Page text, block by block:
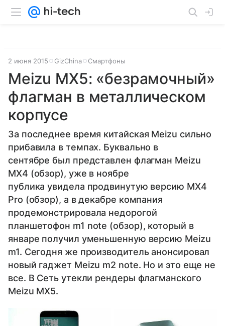
2 июня 2015 GizChina Смартфоны
Meizu MX5: «безрамочный»
флагман в металлическом
корпусе
За последнее время китайская Meizu сильно
прибавила в темпах. Буквально в
сентябре был представлен флагман Meizu
MX4 (обзор), уже в ноябре
публика увидела продвинутую версию MX4
Pro (обзор), а в декабре компания
продемонстрировала недорогой
планшетофон m1 note (обзор), который в
январе получил уменьшенную версию Meizu
m1. Сегодня же производитель анонсировал
новый гаджет Meizu m2 note. Но и это еще не
все. В Сеть утекли рендеры флагманского
Meizu MX5.